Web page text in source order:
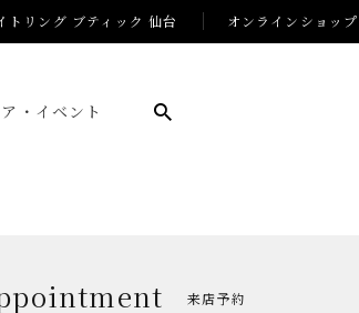
トリング ブティック 仙台 オンラインショップ
・イベント
来店予約